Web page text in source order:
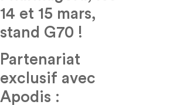
14 et 15 mars,
stand G70 !
Partenariat
exclusif avec
Apodis :